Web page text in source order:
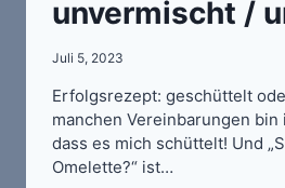
unvermischt /
Juli 5, 2023
Erfolgsrezept: geschüttelt
manchen Vereinbarungen
dass es mich schüttelt! Und
Omelette?“ ist…